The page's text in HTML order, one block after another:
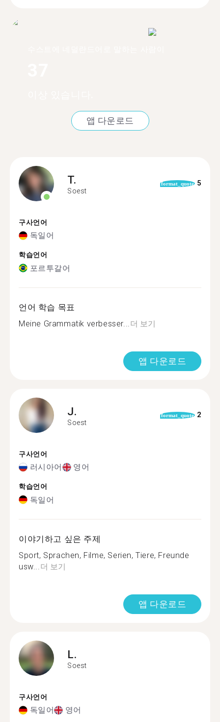
앱 다운로드
T.
Soest
format_quote 5
구사언어
독일어
학습언어
포르투갈어
언어 학습 목표
Meine Grammatik verbesser... 더 보기
앱 다운로드
J.
Soest
format_quote 2
구사언어
러시아어 영어
학습언어
독일어
이야기하고 싶은 주제
Sport, Sprachen, Filme, Serien, Tiere, Freunde
usw... 더 보기
앱 다운로드
L.
Soest
구사언어
독일어 영어